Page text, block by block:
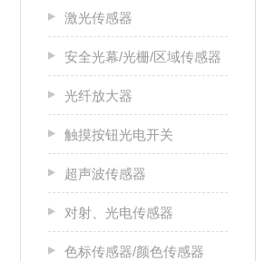
激光传感器
安全光幕/光栅/区域传感器
光纤放大器
触摸按钮光电开关
超声波传感器
对射、光电传感器
色标传感器/颜色传感器